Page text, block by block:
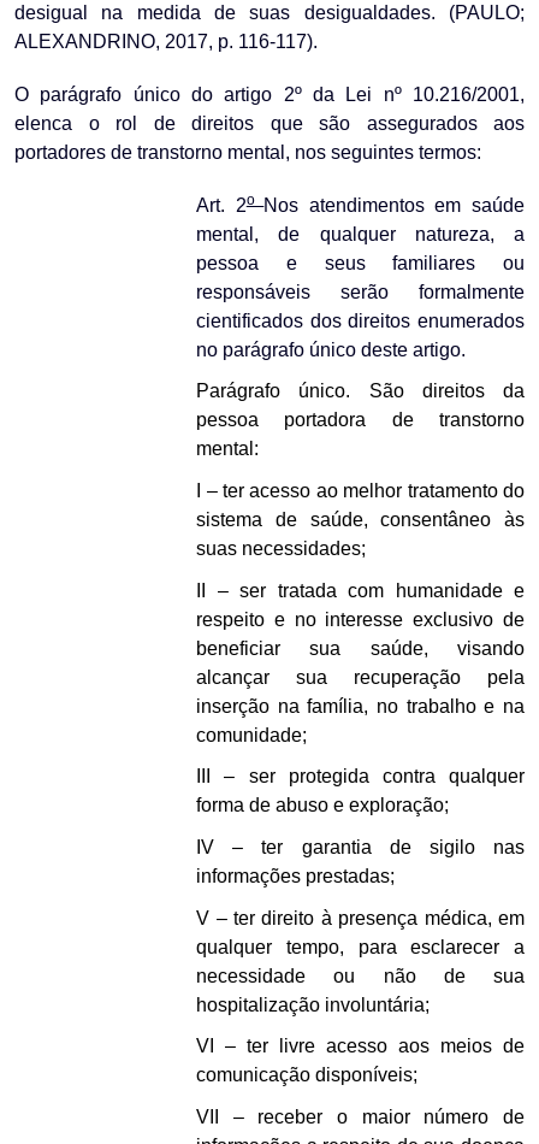
desigual na medida de suas desigualdades. (PAULO;
ALEXANDRINO, 2017, p. 116-117).
O parágrafo único do artigo 2º da Lei nº 10.216/2001,
elenca o rol de direitos que são assegurados aos
portadores de transtorno mental, nos seguintes termos:
Art. 2o Nos atendimentos em saúde
mental, de qualquer natureza, a
pessoa e seus familiares ou
responsáveis serão formalmente
cientificados dos direitos enumerados
no parágrafo único deste artigo.
Parágrafo único. São direitos da
pessoa portadora de transtorno
mental:
I – ter acesso ao melhor tratamento do
sistema de saúde, consentâneo às
suas necessidades;
II – ser tratada com humanidade e
respeito e no interesse exclusivo de
beneficiar sua saúde, visando
alcançar sua recuperação pela
inserção na família, no trabalho e na
comunidade;
III – ser protegida contra qualquer
forma de abuso e exploração;
IV – ter garantia de sigilo nas
informações prestadas;
V – ter direito à presença médica, em
qualquer tempo, para esclarecer a
necessidade ou não de sua
hospitalização involuntária;
VI – ter livre acesso aos meios de
comunicação disponíveis;
VII – receber o maior número de